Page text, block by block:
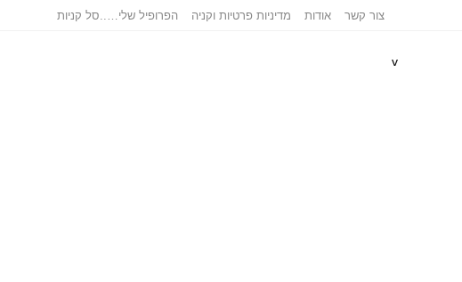
צור קשר אודות מדיניות פרטיות וקניה הפרופיל שלי…..סל קניות
v